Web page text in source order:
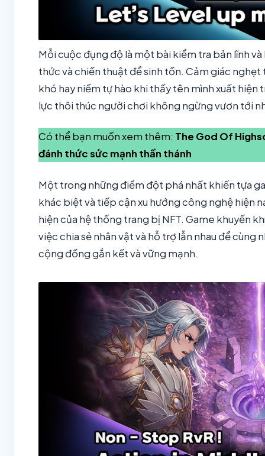
Mỗi cuộc đụng độ là một bài kiểm tra bản lĩnh
thức và chiến thuật để sinh tồn. Cảm giác
khó hay niềm tự hào khi thấy tên mình xuất
lực thôi thúc người chơi không ngừng vươn tới
Có thể bạn muốn xem thêm: The God Of
đánh thức sức mạnh thần thánh
Một trong những điểm đột phá nhất khiến tựa
khác biệt và tiếp cận xu hướng công nghệ hiện
hiện của hệ thống trang bị NFT. Game khuyến
việc chia sẻ nhân vật và hỗ trợ lẫn nhau để
cộng đồng gắn kết và vững mạnh.